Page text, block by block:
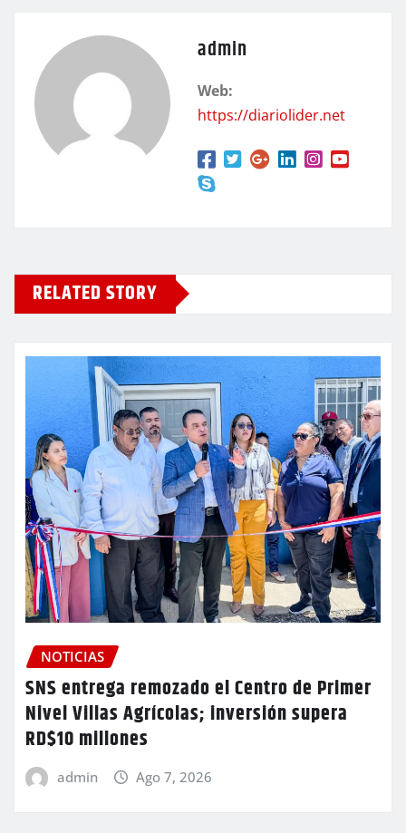
admin
Web:
https://diariolider.net
RELATED STORY
NOTICIAS
SNS entrega remozado el Centro de Primer
Nivel Villas Agrícolas; inversión supera
RD$10 millones
admin Ago 7, 2026